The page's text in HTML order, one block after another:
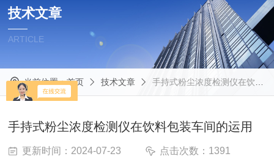
技术文章
ARTICLE
当前位置：首页 技术文章 手持式粉尘浓度检测仪在饮料包装车间的运用
手持式粉尘浓度检测仪在饮料包装车间的运用
更新时间：2024-07-23 点击次数：1391